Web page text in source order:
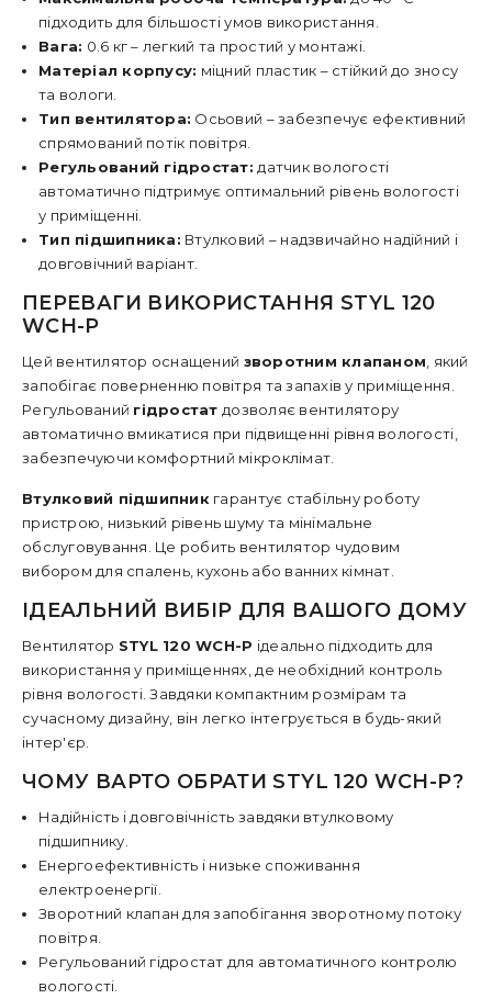
підходить для більшості умов використання.
Вага: 0.6 кг – легкий та простий у монтажі.
Матеріал корпусу: міцний пластик – стійкий до зносу
та вологи.
Тип вентилятора: Осьовий – забезпечує ефективний
спрямований потік повітря.
Регульований гідростат: датчик вологості
автоматично підтримує оптимальний рівень вологості
у приміщенні.
Тип підшипника: Втулковий – надзвичайно надійний і
довговічний варіант.
ПЕРЕВАГИ ВИКОРИСТАННЯ STYL 120
WCH-P
Цей вентилятор оснащений зворотним клапаном , який
запобігає поверненню повітря та запахів у приміщення.
Регульований гідростат дозволяє вентилятору
автоматично вмикатися при підвищенні рівня вологості,
забезпечуючи комфортний мікроклімат.
Втулковий підшипник гарантує стабільну роботу
пристрою, низький рівень шуму та мінімальне
обслуговування. Це робить вентилятор чудовим
вибором для спалень, кухонь або ванних кімнат.
ІДЕАЛЬНИЙ ВИБІР ДЛЯ ВАШОГО ДОМУ
Вентилятор STYL 120 WCH-P ідеально підходить для
використання у приміщеннях, де необхідний контроль
рівня вологості. Завдяки компактним розмірам та
сучасному дизайну, він легко інтегрується в будь-який
інтер'єр.
ЧОМУ ВАРТО ОБРАТИ STYL 120 WCH-P?
Надійність і довговічність завдяки втулковому
підшипнику.
Енергоефективність і низьке споживання
електроенергії.
Зворотний клапан для запобігання зворотному потоку
повітря.
Регульований гідростат для автоматичного контролю
вологості.